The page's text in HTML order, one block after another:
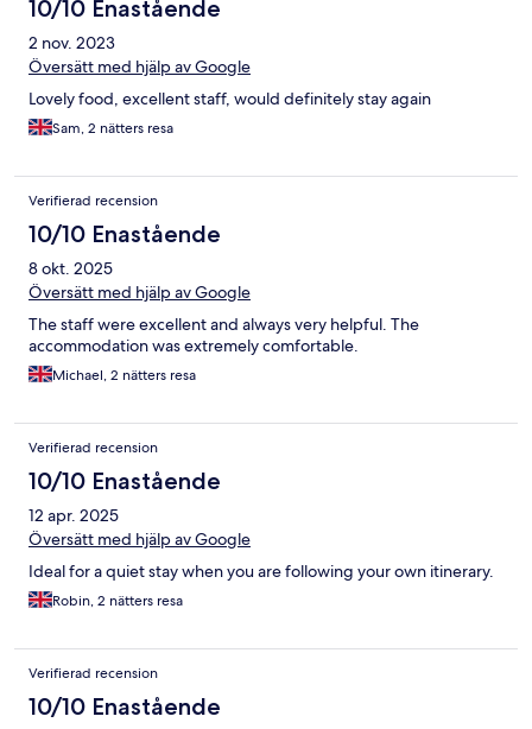
10/10 Enastående
2 nov. 2023
Översätt med hjälp av Google
Lovely food, excellent staff, would definitely stay again
Sam, 2 nätters resa
Verifierad recension
10/10 Enastående
8 okt. 2025
Översätt med hjälp av Google
The staff were excellent and always very helpful. The
accommodation was extremely comfortable.
Michael, 2 nätters resa
Verifierad recension
10/10 Enastående
12 apr. 2025
Översätt med hjälp av Google
Ideal for a quiet stay when you are following your own itinerary.
Robin, 2 nätters resa
Verifierad recension
10/10 Enastående